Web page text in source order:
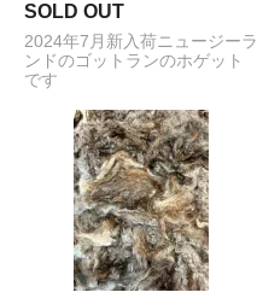
SOLD OUT
2024年7月新入荷ニュージーラ
ンドのゴットランのホゲット
です